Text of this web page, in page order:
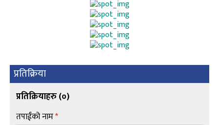
प्रतिक्रिया
प्रतिक्रियाहरु (०)
तपाईंको नाम*